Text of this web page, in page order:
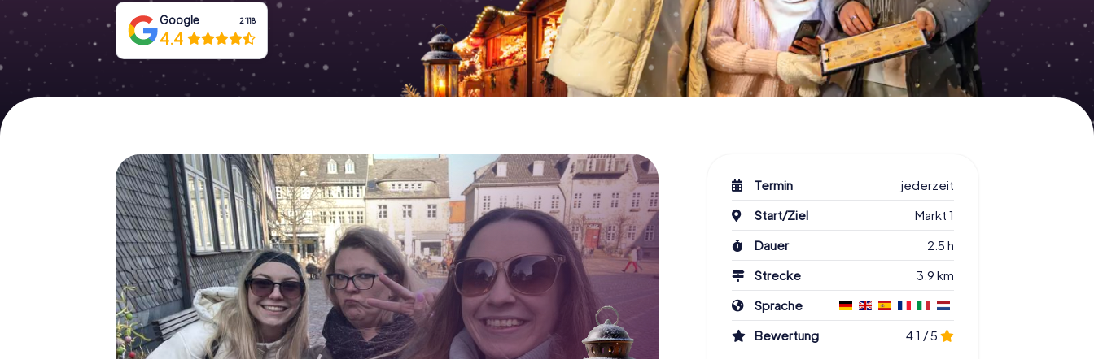
Google 2‘118
4.4
Termin
jederzeit
Start/Ziel
Markt 1
Dauer
2.5 h
Strecke
3.9 km
Sprache
Bewertung
4.1 / 5